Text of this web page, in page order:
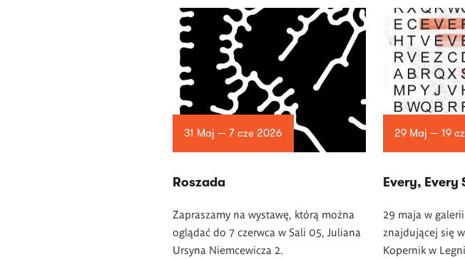
31 Maj — 7 cze 2026
Roszada
Zapraszamy na wystawę, którą można
oglądać do 7 czerwca w Sali 05, Juliana
Ursyna Niemcewicza 2.
29 Maj — 19
Every, Every
29 maja w galerii
znajdującej się
Kopernik w